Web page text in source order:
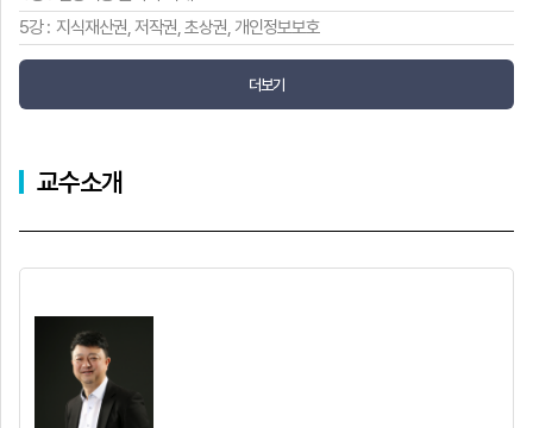
5강 : 지식재산권, 저작권, 초상권, 개인정보보호
더보기
교수소개